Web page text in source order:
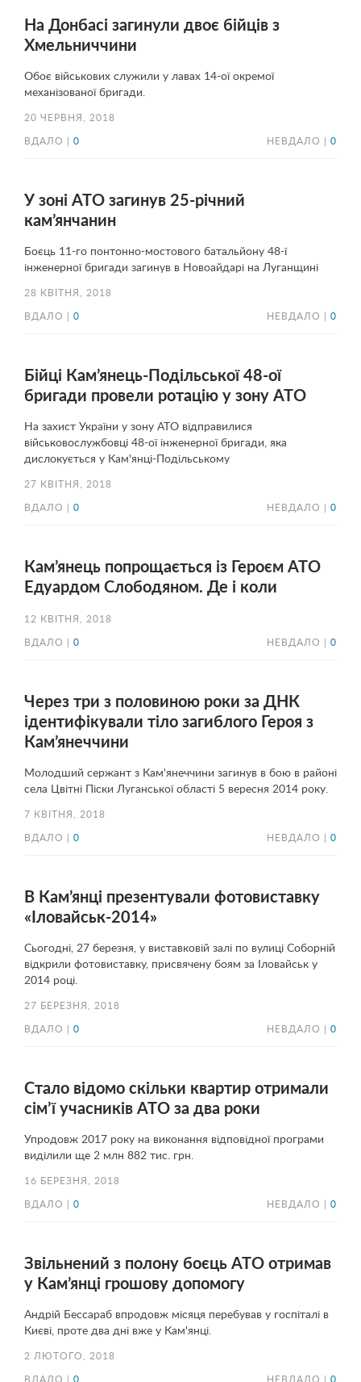
На Донбасі загинули двоє бійців з
Хмельниччини
Обоє військових служили у лавах 14-ої окремої
механізованої бригади.
20 ЧЕРВНЯ, 2018
ВДАЛО | 0 НЕВДАЛО | 0
У зоні АТО загинув 25-річний
кам’янчанин
Боєць 11-го понтонно-мостового батальйону 48-ї
інженерної бригади загинув в Новоайдарі на Луганщині
28 КВІТНЯ, 2018
ВДАЛО | 0 НЕВДАЛО | 0
Бійці Кам’янець-Подільської 48-ої
бригади провели ротацію у зону АТО
На захист України у зону АТО відправилися
військовослужбовці 48-ої інженерної бригади, яка
дислокується у Кам'янці-Подільському
27 КВІТНЯ, 2018
ВДАЛО | 0 НЕВДАЛО | 0
Кам’янець попрощається із Героєм АТО
Едуардом Слободяном. Де і коли
12 КВІТНЯ, 2018
ВДАЛО | 0 НЕВДАЛО | 0
Через три з половиною роки за ДНК
ідентифікували тіло загиблого Героя з
Кам’янеччини
Молодший сержант з Кам'янеччини загинув в бою в районі
села Цвітні Піски Луганської області 5 вересня 2014 року.
7 КВІТНЯ, 2018
ВДАЛО | 0 НЕВДАЛО | 0
В Кам’янці презентували фотовиставку
«Іловайськ-2014»
Сьогодні, 27 березня, у виставковій залі по вулиці Соборній
відкрили фотовиставку, присвячену боям за Іловайськ у
2014 році.
27 БЕРЕЗНЯ, 2018
ВДАЛО | 0 НЕВДАЛО | 0
Стало відомо скільки квартир отримали
сім’ї учасників АТО за два роки
Упродовж 2017 року на виконання відповідної програми
виділили ще 2 млн 882 тис. грн.
16 БЕРЕЗНЯ, 2018
ВДАЛО | 0 НЕВДАЛО | 0
Звільнений з полону боєць АТО отримав
у Кам’янці грошову допомогу
Андрій Бессараб впродовж місяця перебував у госпіталі в
Києві, проте два дні вже у Кам'янці.
2 ЛЮТОГО, 2018
ВДАЛО | 0 НЕВДАЛО | 0